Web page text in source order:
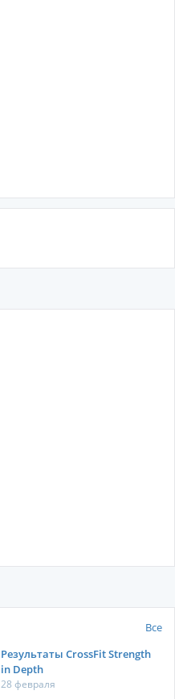
Все
Результаты CrossFit Strength
in Depth
28 февраля